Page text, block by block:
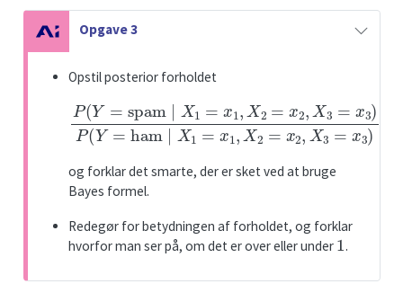
N
e
Opgave 3
Opstil posterior forholdet
P(Y=spam∣X1 = x1, =x X3 )P Y=ham∣
X1 = 1, x2 X3=
og forklar det smarte, der er sket ved at bruge
Bayes formel.
Redegør for betydningen af forholdet, og forklar
hvorfor man ser på, om det er over eller under
1
.